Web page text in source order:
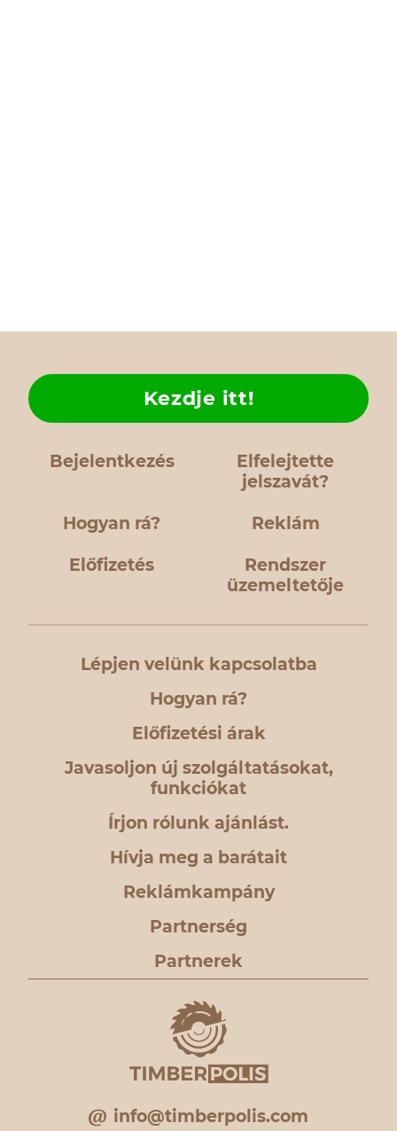
Bejelentkezés
Elfelejtette
jelszavát?
Hogyan rá?
Kezdje itt!
Reklám
Előfizetés
Rendszer
üzemeltetője
Lépjen velünk kapcsolatba
Hogyan rá?
Előfizetési árak
Javasoljon új szolgáltatásokat,
funkciókat
Írjon rólunk ajánlást.
Hívja meg a barátait
Reklámkampány
Partnerség
Partnerek
info@timberpolis.com